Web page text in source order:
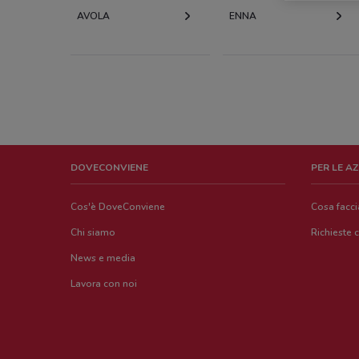
AVOLA ENNA
DOVECONVIENE
Cos'è DoveConviene
Chi siamo
News e media
Lavora con noi
PER LE
Cosa
Richieste